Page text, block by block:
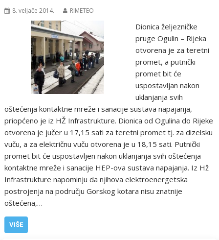
8. veljače 2014. RIMETEO
Dionica željezničke
pruge Ogulin – Rijeka
otvorena je za teretni
promet, a putnički
promet bit će
uspostavljan nakon
uklanjanja svih
oštećenja kontaktne mreže i sanacije sustava napajanja,
priopćeno je iz HŽ Infrastrukture. Dionica od Ogulina do Rijeke
otvorena je jučer u 17,15 sati za teretni promet tj. za dizelsku
vuču, a za električnu vuču otvorena je u 18,15 sati. Putnički
promet bit će uspostavljen nakon uklanjanja svih oštećenja
kontaktne mreže i sanacije HEP-ova sustava napajanja. Iz Hž
Infrastrukture napominju da njihova elektroenergetska
postrojenja na području Gorskog kotara nisu znatnije
oštećena,…
VIŠE